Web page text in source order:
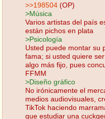
>>198504 (OP)
>Música
Varios artistas del país
están pichos en plata
>Psicología
Usted puede montar su
fama; si usted quiere
algo más fijo, pues
FFMM
>Diseño gráfico
No irónicamente el
medios audiovisuales,
TikTok haciendo
que estudiar una